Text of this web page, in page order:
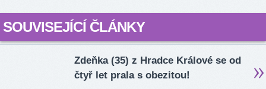
SOUVISEJÍCÍ ČLÁNKY
Zdeňka (35) z Hradce Králové se od
čtyř let prala s obezitou!